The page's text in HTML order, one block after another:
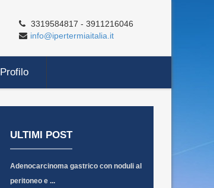
3319584817 - 3911216046
info@ipertermiaitalia.it
Profilo
ULTIMI POST
Adenocarcinoma gastrico con noduli al
peritoneo e ...